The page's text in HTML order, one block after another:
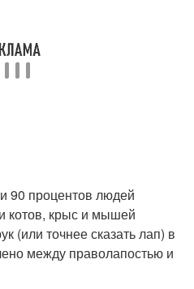
90 процентов людей
котов, крыс и мышей
(или точнее сказать лап) в
между праволапостью и